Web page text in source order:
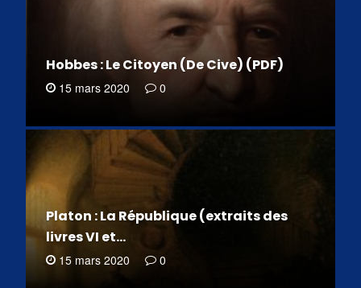
Hobbes : Le Citoyen (De Cive) (PDF)
15 mars 2020 0
Platon : La République (extraits des
livres VI et…
15 mars 2020 0